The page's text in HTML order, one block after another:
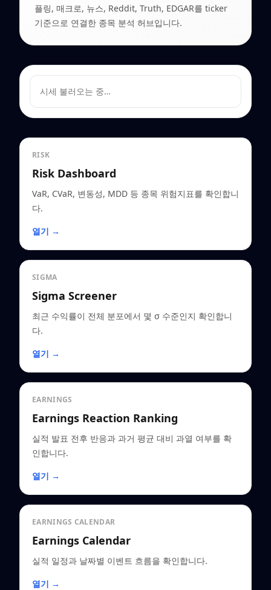
플링, 매크로, 뉴스, Reddit, Truth, EDGAR를 ticker
기준으로 연결한 종목 분석 허브입니다.
시세 불러오는 중…
RISK
Risk Dashboard
VaR, CVaR, 변동성, MDD 등 종목 위험지표를 확인합니
다.
열기 →
SIGMA
Sigma Screener
최근 수익률이 전체 분포에서 몇 σ 수준인지 확인합니
다.
열기 →
EARNINGS
Earnings Reaction Ranking
실적 발표 전후 반응과 과거 평균 대비 과열 여부를 확
인합니다.
열기 →
EARNINGS CALENDAR
Earnings Calendar
실적 일정과 날짜별 이벤트 흐름을 확인합니다.
열기 →